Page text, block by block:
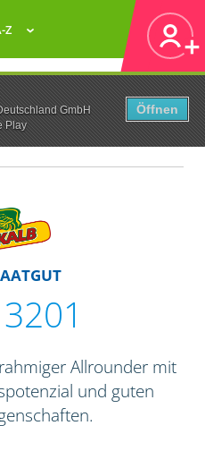
GmbH
Play
Öffnen
Z
Allrounder mit
und guten